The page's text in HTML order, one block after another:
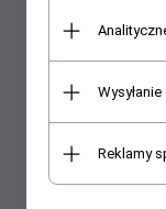
Reklamy